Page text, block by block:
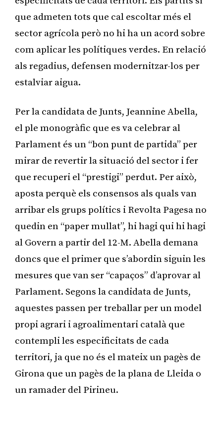
que admeten tots que cal escoltar més el
sector agrícola però no hi ha un acord sobre
com aplicar les polítiques verdes. En relació
als regadius, defensen modernitzar-los per
estalviar aigua.
Per la candidata de Junts, Jeannine Abella,
el ple monogràfic que es va celebrar al
Parlament és un “bon punt de partida” per
mirar de revertir la situació del sector i fer
que recuperi el “prestigi” perdut. Per això,
aposta perquè els consensos als quals van
arribar els grups polítics i Revolta Pagesa no
quedin en “paper mullat”, hi hagi qui hi hagi
al Govern a partir del 12-M. Abella demana
doncs que el primer que s’abordin siguin les
mesures que van ser “capaços” d’aprovar al
Parlament. Segons la candidata de Junts,
aquestes passen per treballar per un model
propi agrari i agroalimentari català que
contempli les especificitats de cada
territori, ja que no és el mateix un pagès de
Girona que un pagès de la plana de Lleida o
un ramader del Pirineu.